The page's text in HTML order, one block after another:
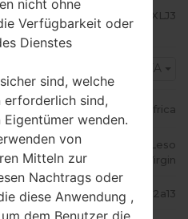
S5302XXLJ3
XFA
South Africa
8ta, MTN, Vodacom Leso
tho, Cell C, Virgin
nicht ohne
Verfügbarkeit oder
Dienstes
sind, welche
erforderlich sind,
wenden.
von
Mitteln zur
Nachtrags oder
diese Anwendung ,
dem Benutzer die